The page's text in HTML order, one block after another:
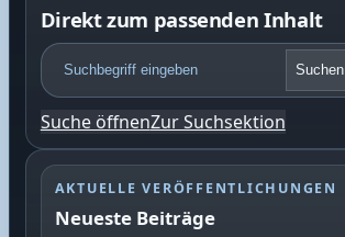
Direkt zum passenden Inhalt
F
o
o
t
e
r
Suchen
Suche öffnenZur Suchsektion
AKTUELLE VERÖFFENTLICHUNGEN
Neueste Beiträge